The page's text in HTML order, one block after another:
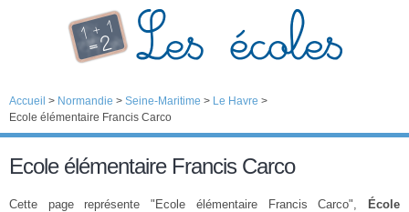
Accueil > Normandie > Seine-Maritime > Le Havre >
Ecole élémentaire Francis Carco
Ecole élémentaire Francis Carco
Cette page représente "Ecole élémentaire Francis Carco",
École